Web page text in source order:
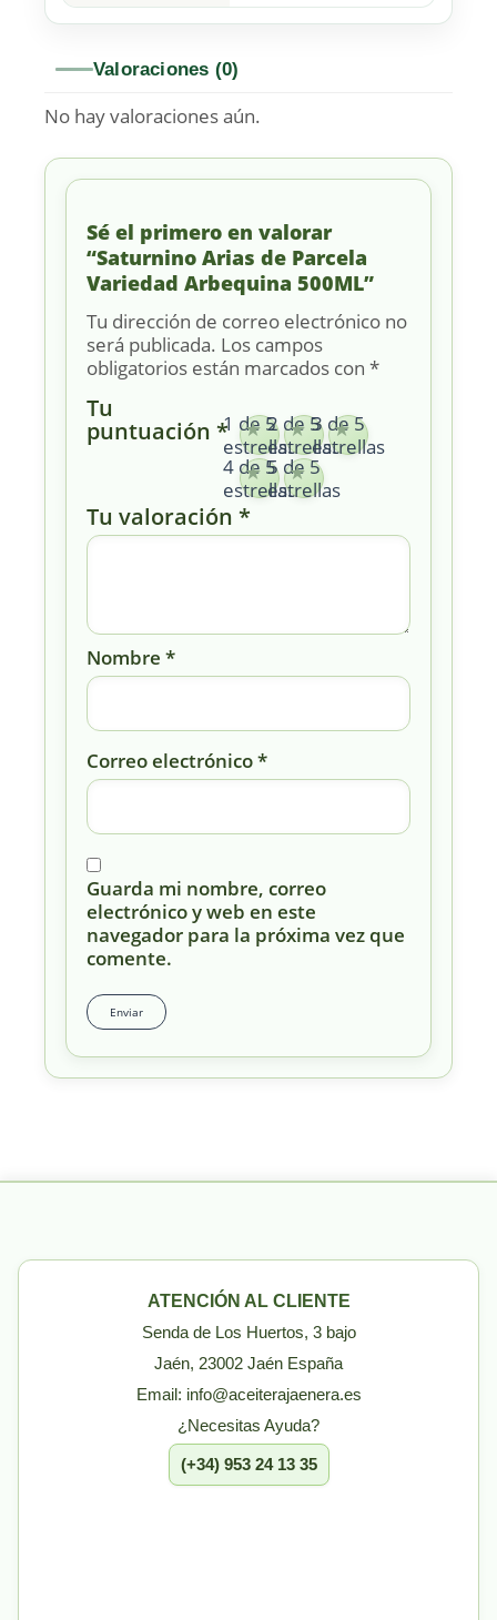
Valoraciones (0)
No hay valoraciones aún.
Sé el primero en valorar
“Saturnino Arias de Parcela
Variedad Arbequina 500ML”
Tu dirección de correo electrónico no
será publicada. Los campos
obligatorios están marcados con *
Tu
puntuación *1 de 5
estrellas
2 de 5
estrellas
3 de 5
estrellas
4 de 5
estrellas
5 de 5
estrellas
Tu valoración *
Nombre *
Correo electrónico*
Guarda mi nombre, correo
electrónico y web en este
navegador para la próxima vez que
comente.
ATENCIÓN AL CLIENTE
Senda de Los Huertos, 3 bajo
Jaén, 23002 Jaén España
Email: info@aceiterajaenera.es
¿Necesitas Ayuda?
(+34) 953 24 13 35